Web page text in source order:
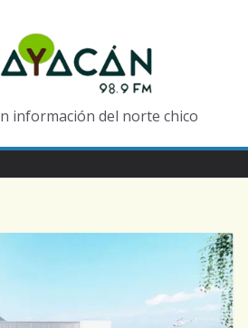
información del norte chico